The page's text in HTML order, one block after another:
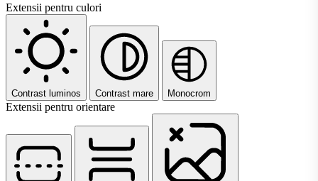
Extensii pentru culori
Contrast luminos Contrast mare Monocrom
Extensii pentru orientare